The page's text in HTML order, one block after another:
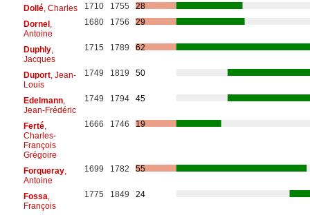
Dollé, Charles 1710 1755
28
Dornel,
Antoine
1680 1756 29
Duphly,
Jacques
1715 1789 62
Duport, Jean-
Louis
1749 1819 50
Edelmann,
Jean-Frédéric
1749 1794 45
Ferté,
Charles-
François
Grégoire
1666 1746 19
Forqueray,
Antoine
1699 1782 55
Fossa
François
1775 1849 24